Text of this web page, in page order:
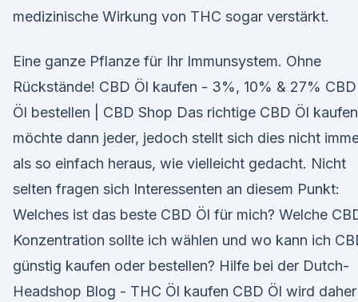
medizinische Wirkung von THC sogar verstärkt.
Eine ganze Pflanze für Ihr Immunsystem. Ohne
Rückstände! CBD Öl kaufen - 3%, 10% & 27% CBD
Öl bestellen | CBD Shop Das richtige CBD Öl kaufen
möchte dann jeder, jedoch stellt sich dies nicht
als so einfach heraus, wie vielleicht gedacht. Nicht
selten fragen sich Interessenten an diesem Punkt:
Welches ist das beste CBD Öl für mich? Welche
Konzentration sollte ich wählen und wo kann ich
günstig kaufen oder bestellen? Hilfe bei der Dutch-
Headshop Blog - THC Öl kaufen CBD Öl wird daher